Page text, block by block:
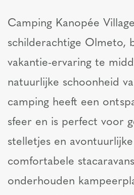
Camping Kanopée
schilderachtige Olmeto,
vakantie-ervaring te
natuurlijke schoonheid
camping heeft een
sfeer en is perfect voor
stelletjes en
comfortabele
onderhouden